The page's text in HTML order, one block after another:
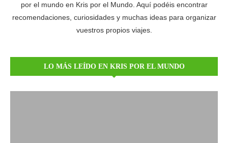
por el mundo en Kris por el Mundo. Aquí podéis encontrar
recomendaciones, curiosidades y muchas ideas para organizar
vuestros propios viajes.
LO MÁS LEÍDO EN KRIS POR EL MUNDO